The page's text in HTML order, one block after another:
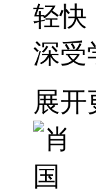
轻快
深受
展开